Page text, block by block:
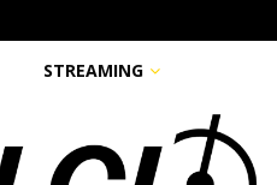
STREAMING